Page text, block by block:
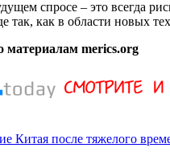
спросе – это всегда
так, как в области новых
материалам merics.org
Китая после тяжелого